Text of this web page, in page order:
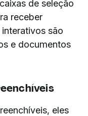
de seleção
receber
são
e documentos
eles